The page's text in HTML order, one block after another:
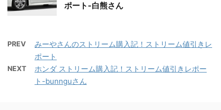
ポート-白熊さん
PREV
みーやさんのストリーム購入記！ストリーム値引きレ
ポート
NEXT
ホンダ ストリーム購入記！ストリーム値引きレポー
ト-bunnguさん